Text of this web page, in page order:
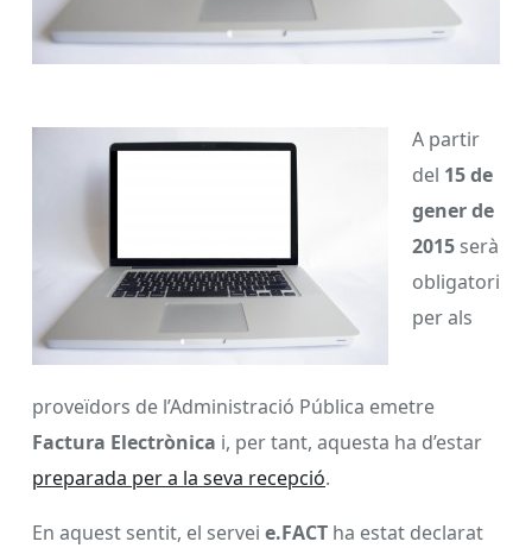
A partir
del 15 de
gener de
2015 serà
obligatori
per als
proveïdors de l’Administració Pública emetre
Factura Electrònica i, per tant, aquesta ha d’estar
preparada per a la seva recepció.
En aquest sentit, el servei e.FACT ha estat declarat